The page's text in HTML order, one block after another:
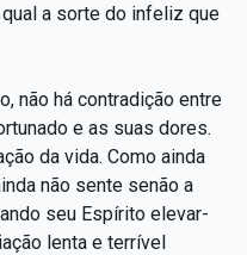
a sorte do infeliz que
não há contradição entre
e as suas dores.
da vida. Como ainda
não sente senão a
seu Espírito elevar-
lenta e terrível